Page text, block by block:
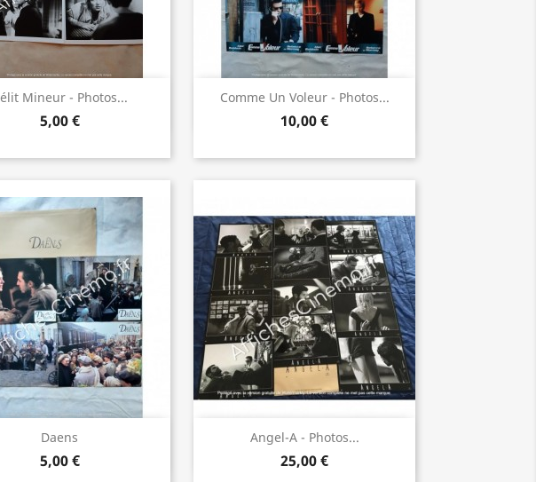
Mineur - Photos...
5,00 €
 Aperçu rapide Comme Un Voleur - Photos...
10,00 €
 Aperçu rapide
Daens
5,00 €
Aperçu rapide Angel-A - Photos...
25,00 €
Aperçu rapide